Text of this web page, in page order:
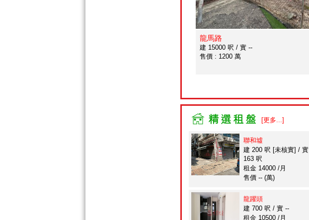
龍馬路
建 15000 呎 / 實 --
售價 : 1200 萬
[更多...]
聯和墟
建 200 呎 [未核實] / 實
163 呎
租金 14000 /月
售價 -- (萬)
龍躍頭
建 700 呎 / 實 --
租金 10500 /月